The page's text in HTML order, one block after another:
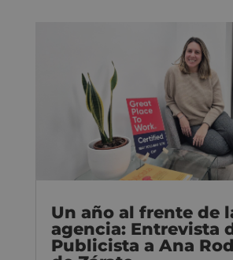
Un año al frente de
agencia: Entrevista
Publicista a Ana